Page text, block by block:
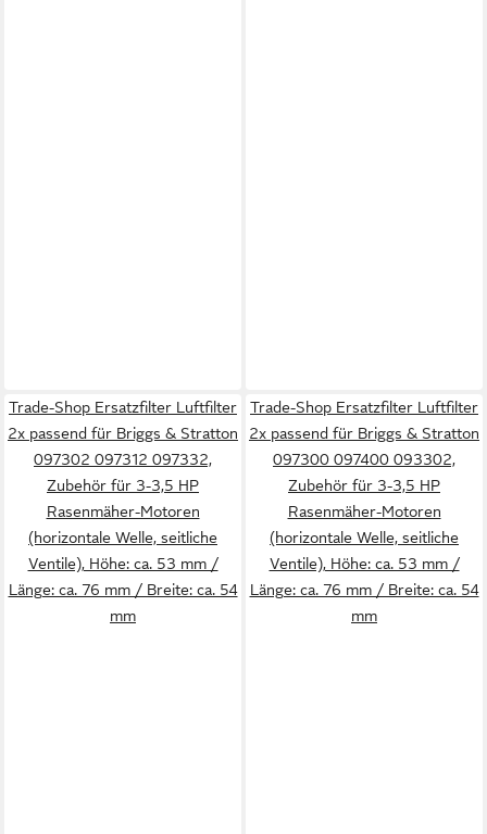
Trade-Shop Ersatzfilter Luftfilter
2x passend für Briggs & Stratton
097302 097312 097332,
Zubehör für 3-3,5 HP
Rasenmäher-Motoren
(horizontale Welle, seitliche
Ventile), Höhe: ca. 53 mm /
Länge: ca. 76 mm / Breite: ca. 54
mm
Trade-Shop Ersatzfilter Luftfilter
2x passend für Briggs & Stratton
097300 097400 093302,
Zubehör für 3-3,5 HP
Rasenmäher-Motoren
(horizontale Welle, seitliche
Ventile), Höhe: ca. 53 mm /
Länge: ca. 76 mm / Breite: ca. 54
mm